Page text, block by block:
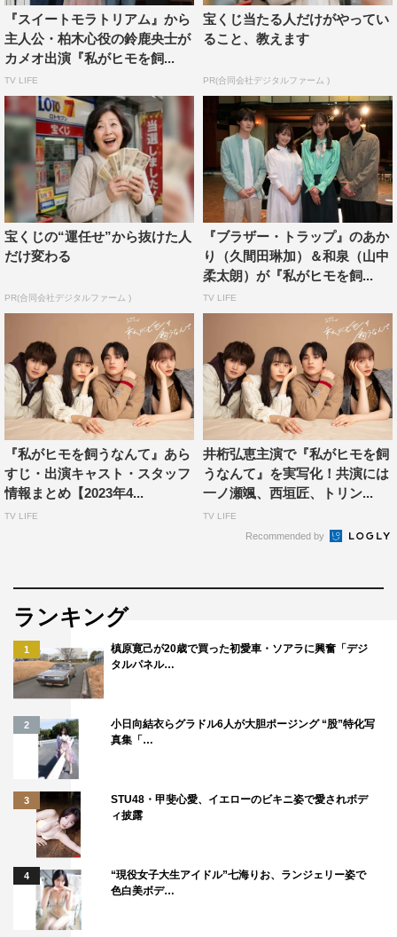
＜キャスト＞
井桁弘恵、一ノ瀬颯、西垣匠、志田こはく、三原羽衣、猪
塚健太、トリンドル玲奈
＜スタッフ＞
原作：「私がヒモを飼うなんて」（TBS／マンガボック
ス）本山久美子（原作）美園（漫画）
脚本：岡田真理、山本奈奈
主題歌：Penthouse「蜘蛛ノ糸」（Victor Entertainment,
Inc.）
ランジェリー監修：Albâge Lingerie（アルバージェ ラン
企画・プロデュース：飯田和孝
プロデュース： 佐久間晃嗣
配信プロデューサー：今井夏木
演出：小牧桜、佐々木資門、相羽めぐみ
制作プロダクション：TBSスパークル
製作：『私がヒモを飼うなんて』製作委員会
公式サイト：https://www.tbs.co.jp/watahimo_tbs/
公式Twitter：＠drama_streamtbs
公式Instagram：tbs_drama_stream
三原羽衣 井桁弘恵 志田こはく
猪塚健太
『スイートモラトリアム』から
主人公・柏木心役の鈴鹿央士が
カメオ出演『私がヒモを飼...
TV LIFE
宝くじ当たる人だけがやってい
ること、教えます
PR(合同会社デジタルファーム )
宝くじの“運任せ”から抜けた人
だけ変わる
PR(合同会社デジタルファーム )
『ブラザー・トラップ』のあか
り（久間田琳加）＆和泉（山中
柔太朗）が『私がヒモを飼...
TV LIFE
『私がヒモを飼うなんて』あら
すじ・出演キャスト・スタッフ
情報まとめ【2023年4...
TV LIFE
井桁弘恵主演で『私がヒモを飼
うなんて』を実写化！共演には
一ノ瀬颯、西垣匠、トリン...
TV LIFE
Recommended by
ランキング
1
槙原寛己が20歳で買った初愛車・ソアラに興奮「デジ
タルパネル…
2
小日向結衣らグラドル6人が大胆ポージング “股”特化写
真集「…
3
STU48・甲斐心愛、イエローのビキニ姿で愛されボデ
ィ披露
4
“現役女子大生アイドル”七海りお、ランジェリー姿で
色白美ボデ…